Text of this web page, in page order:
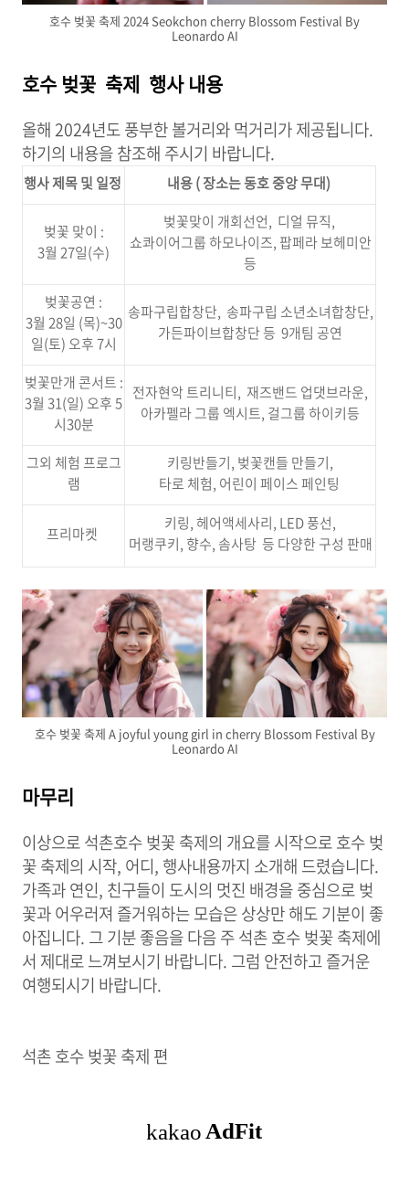
호수 벚꽃 축제 2024 Seokchon cherry Blossom Festival By
Leonardo AI
호수 벚꽃 축제 행사 내용
올해 2024년도 풍부한 볼거리와 먹거리가 제공됩니다.
하기의 내용을 참조해 주시기 바랍니다.
행사 제목 및 일정 내용 ( 장소는 동호 중앙 무대)
벚꽃 맞이 :
3월 27일(수)
벚꽃맞이 개회선언, 디얼 뮤직,
쇼콰이어그룹 하모나이즈, 팝페라 보헤미안
등
벚꽃공연 :
3월 28일 (목)~30
일(토) 오후 7시
송파구립합창단, 송파구립 소년소녀합창단,
가든파이브합창단 등 9개팀 공연
벚꽃만개 콘서트 :
3월 31(일) 오후 5
시30분
전자현악 트리니티, 재즈밴드 업댓브라운,
아카펠라 그룹 엑시트, 걸그룹 하이키등
그외 체험 프로그
램
키링반들기, 벚꽃캔들 만들기,
타로 체험, 어린이 페이스 페인팅
프리마켓
키링, 헤어액세사리, LED 풍선,
머랭쿠키, 향수, 솜사탕 등 다양한 구성 판매
호수 벚꽃 축제 A joyful young girl in cherry Blossom Festival By
Leonardo AI
마무리
이상으로 석촌호수 벚꽃 축제의 개요를 시작으로 호수 벚
꽃 축제의 시작, 어디, 행사내용까지 소개해 드렸습니다.
가족과 연인, 친구들이 도시의 멋진 배경을 중심으로 벚
꽃과 어우러져 즐거워하는 모습은 상상만 해도 기분이 좋
아집니다. 그 기분 좋음을 다음 주 석촌 호수 벚꽃 축제에
서 제대로 느껴보시기 바랍니다. 그럼 안전하고 즐거운
여행되시기 바랍니다.
석촌 호수 벚꽃 축제 편